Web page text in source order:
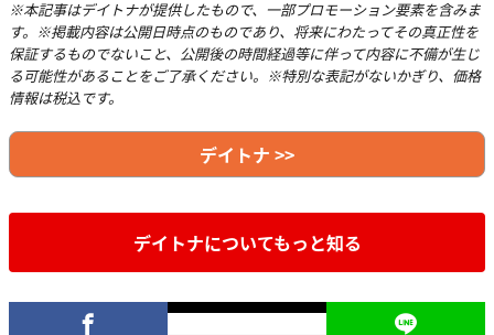
※本記事はデイトナが提供したもので、一部プロモーション要素を含みま
す。※掲載内容は公開日時点のものであり、将来にわたってその真正性を
保証するものでないこと、公開後の時間経過等に伴って内容に不備が生じ
る可能性があることをご了承ください。※特別な表記がないかぎり、価格
情報は税込です。
デイトナ >>
デイトナについてもっと知る